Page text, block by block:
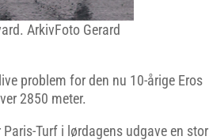
ArkivFoto Gerard
problem for den nu 10-årige Eros
2850 meter.
Turf i lørdagens udgave en stor